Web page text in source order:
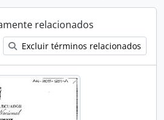
relacionados
Excluir términos relacionados